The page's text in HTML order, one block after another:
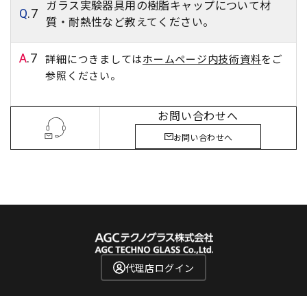
Q.7
ガラス実験器具用の樹脂キャップについて材
質・耐熱性など教えてください。
A.7 詳細につきましてはホームページ内技術資料をご
参照ください。
お問い合わせへ
お問い合わせへ
代理店ログイン